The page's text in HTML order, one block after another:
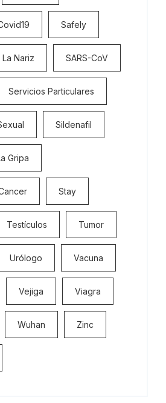
Safely
Nariz SARS-CoV
Servicios Particulares
Sildenafil
Gripa
Stay
Testículos Tumor
Urólogo Vacuna
Vejiga Viagra
Wuhan Zinc